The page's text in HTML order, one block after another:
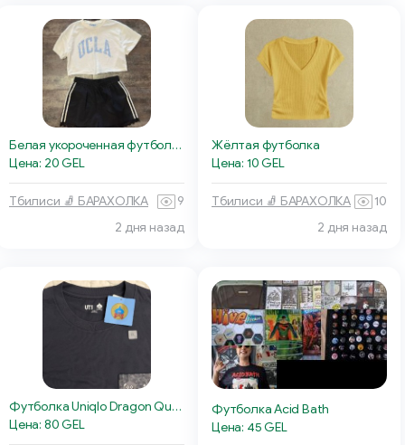
Белая укороченная футболка
Цена: 20 GEL
Тбилиси 🧦 БАРАХОЛКА
9
2 дня назад
Жёлтая футболка
Цена: 10 GEL
Тбилиси 🧦 БАРАХОЛКА
10
2 дня назад
Футболка Uniqlo Dragon Quest 40th Anniversary
Цена: 80 GEL
Футболка Acid Bath
Цена: 45 GEL